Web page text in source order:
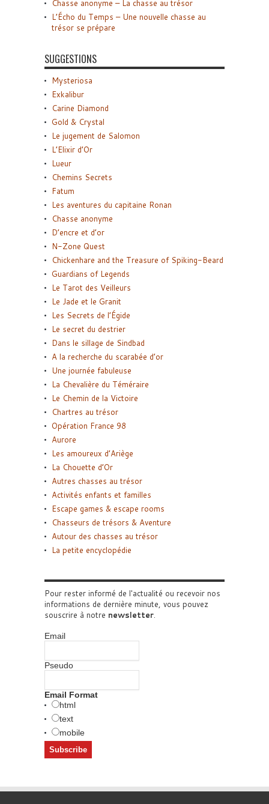
Chasse anonyme – La chasse au trésor
L’Écho du Temps – Une nouvelle chasse au
trésor se prépare
SUGGESTIONS
Mysteriosa
Exkalibur
Carine Diamond
Gold & Crystal
Le jugement de Salomon
L’Elixir d’Or
Lueur
Chemins Secrets
Fatum
Les aventures du capitaine Ronan
Chasse anonyme
D’encre et d’or
N-Zone Quest
Chickenhare and the Treasure of Spiking-Beard
Guardians of Legends
Le Tarot des Veilleurs
Le Jade et le Granit
Les Secrets de l’Égide
Le secret du destrier
Dans le sillage de Sindbad
A la recherche du scarabée d’or
Une journée fabuleuse
La Chevalière du Téméraire
Le Chemin de la Victoire
Chartres au trésor
Opération France 98
Aurore
Les amoureux d’Ariège
La Chouette d’Or
Autres chasses au trésor
Activités enfants et familles
Escape games & escape rooms
Chasseurs de trésors & Aventure
Autour des chasses au trésor
La petite encyclopédie
Pour rester informé de l'actualité ou recevoir nos
informations de dernière minute, vous pouvez
souscrire à notre newsletter.
Email
Pseudo
Email Format
html
text
mobile